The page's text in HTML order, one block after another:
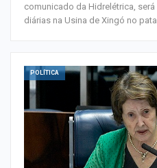
comunicado da Hidrelétrica,
diárias na Usina de Xingó no
POLÍTICA